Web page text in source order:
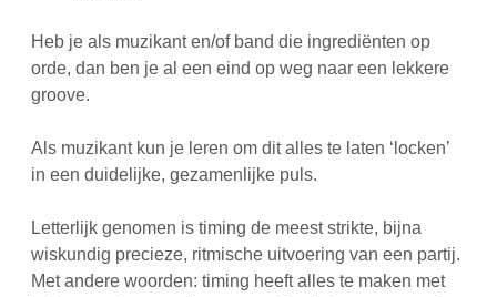
Heb je als muzikant en/of band die ingrediënten op
orde, dan ben je al een eind op weg naar een lekkere
groove.
Als muzikant kun je leren om dit alles te laten ‘locken’
in een duidelijke, gezamenlijke puls.
Letterlijk genomen is timing de meest strikte, bijna
wiskundig precieze, ritmische uitvoering van een partij.
Met andere woorden: timing heeft alles te maken met